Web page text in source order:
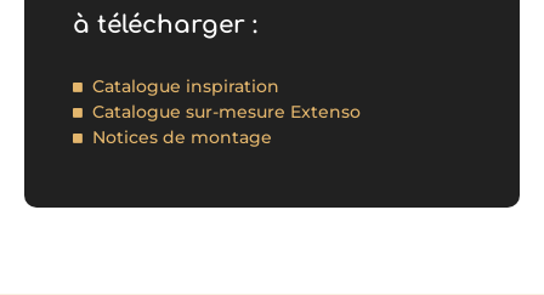
à télécharger :
Catalogue inspiration
Catalogue sur-mesure Extenso
Notices de montage